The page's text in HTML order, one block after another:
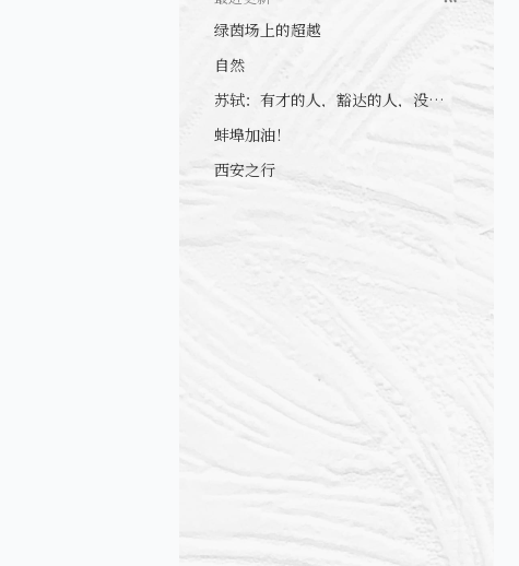
绿茵场上的超越
自然
蚌埠加油！
西安之行